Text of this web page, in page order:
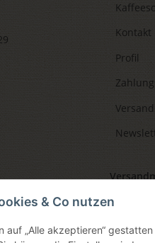
& Co nutzen
auf „Alle akzeptieren“
Kontakt
Profil